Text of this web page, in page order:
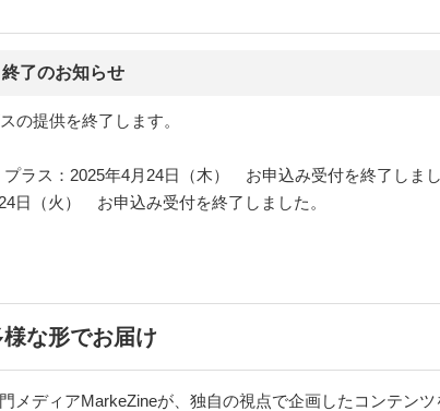
了のお知らせ
の提供を終了します。
ラス：2025年4月24日（木） お申込み受付を終了しまし
日（火） お申込み受付を終了しました。
な形でお届け
メディアMarkeZineが、独自の視点で企画したコンテン